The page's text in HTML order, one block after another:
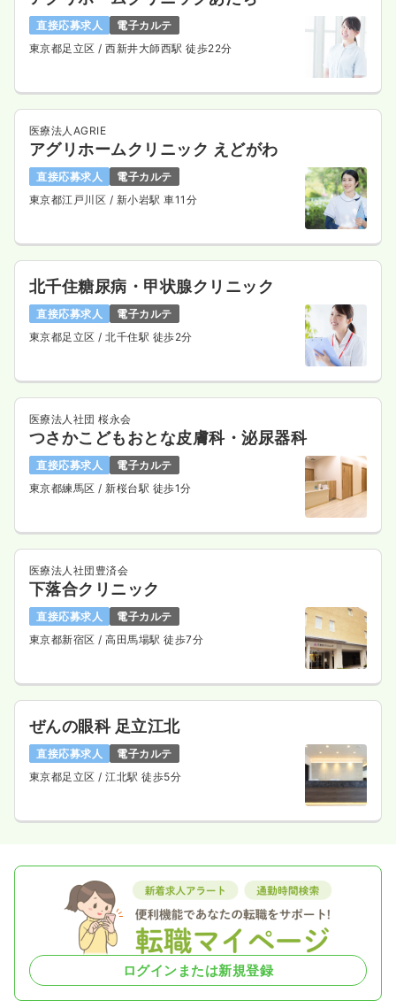
直接応募求人
電子カルテ
東京都足立区 / 西新井大師西駅 徒歩22分
医療法人AGRIE
アグリホームクリニック えどがわ
直接応募求人
電子カルテ
東京都江戸川区 / 新小岩駅 車11分
北千住糖尿病・甲状腺クリニック
直接応募求人
電子カルテ
東京都足立区 / 北千住駅 徒歩2分
医療法人社団 桜永会
つさかこどもおとな皮膚科・泌尿器科
直接応募求人
電子カルテ
東京都練馬区 / 新桜台駅 徒歩1分
医療法人社団豊済会
下落合クリニック
直接応募求人
電子カルテ
東京都新宿区 / 高田馬場駅 徒歩7分
ぜんの眼科 足立江北
直接応募求人
電子カルテ
東京都足立区 / 江北駅 徒歩5分
ログインまたは新規登録